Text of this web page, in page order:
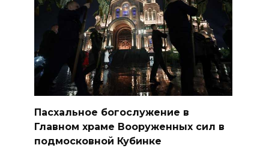
Пасхальное богослужение в
Главном храме Вооруженных сил в
подмосковной Кубинке